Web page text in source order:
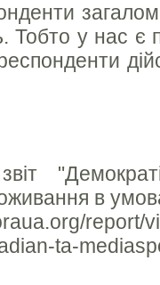
Тобто у нас є
в
report/
ta-